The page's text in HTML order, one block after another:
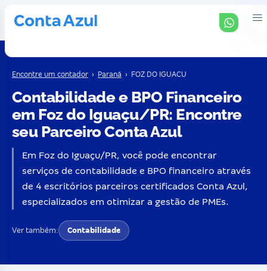
Encontre um contador › Paraná › FOZ DO IGUACU
Contabilidade e BPO Financeiro
em Foz do Iguaçu/PR: Encontre
seu Parceiro Conta Azul
Em Foz do Iguaçu/PR, você pode encontrar
serviços de contabilidade e BPO financeiro através
de 4 escritórios parceiros certificados Conta Azul,
especializados em otimizar a gestão de PMEs.
Ver também: Contabilidade